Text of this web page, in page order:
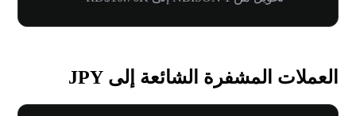
العملات المشفرة الشائعة إلى JPY